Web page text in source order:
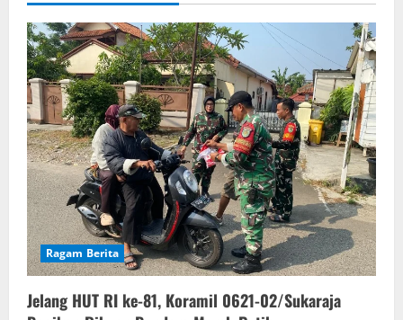
Ragam Berita
Jelang HUT RI ke-81, Koramil 0621-02/Sukaraja